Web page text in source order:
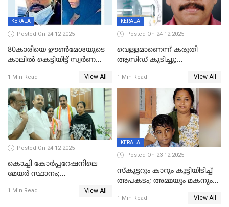
KERALA
Posted On 24-12-2025
80കാരിയെ ഊൺമേശയുടെ
കാലിൽ കെട്ടിയിട്ട് സ്വർണവും
കൊച്ചുമകനും സുഹൃത്തും
അറസ്റ്റിൽ
1 Min Read View All
KERALA
Posted On 24-12-2025
വെള്ളമാണെന്ന് കരുതി
ആസിഡ് കുടിച്ചു;
മരിച്ചു
1 Min Read View All
Posted On 24-12-2025
കൊച്ചി കോര്‍പ്പറേഷനിലെ
മേയര്‍ സ്ഥാനം;
രൂക്ഷം
1 Min Read View All
KERALA
Posted On 23-12-2025
സ്കൂട്ടറും കാറും കൂട്ടിയിടിച്ച്
അപകടം; അമ്മയും മകനും
ഗുരുതരാവസ്ഥയിൽ
1 Min Read View All